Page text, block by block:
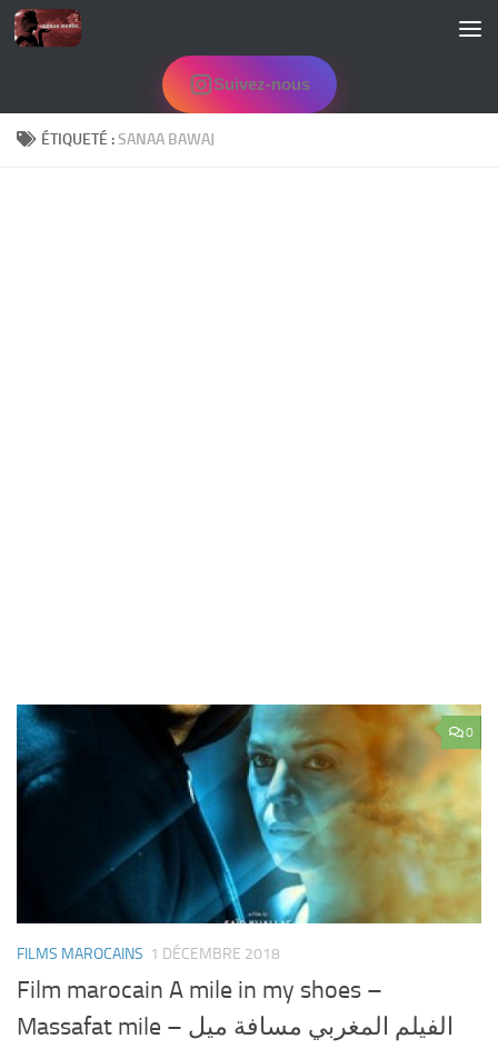
Skip to content
Suivez-nous
ÉTIQUETÉ :SANAA BAWAJ
0
FILMS MAROCAINS 1 DÉCEMBRE 2018
Film marocain A mile in my shoes –
Massafat mile – الفيلم المغربي مسافة ميل